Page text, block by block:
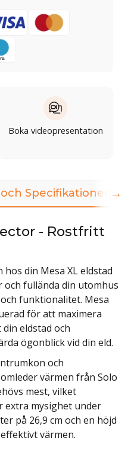
Boka videopresentation
Specifikationer
- Rostfritt
din Mesa XL eldstad
och fullända din utomhus
funktionalitet. Mesa
för att maximera
eldstad och
ögonblick vid din eld.
och
värmen från Solo
mest, vilket
extra mysighet under
på 26,9 cm och en höjd
värmen.
→